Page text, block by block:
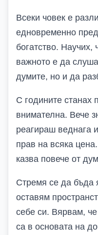
Всеки човек е
едновременно
богатство. Научих,
важното е да
думите, но и да
С годините станах
внимателна. Вече
реагираш веднага
прав на всяка
казва повече от
Стремя се да бъда
оставям
себе си. Вярвам,
са в основата на